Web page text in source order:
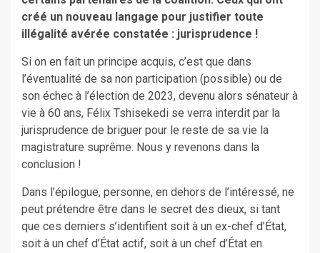
créé un nouveau langage pour justifier toute
illégalité avérée constatée : jurisprudence !
Si on en fait un principe acquis, c’est que dans
l’éventualité de sa non participation (possible) ou de
son échec à l’élection de 2023, devenu alors sénateur à
vie à 60 ans, Félix Tshisekedi se verra interdit par la
jurisprudence de briguer pour le reste de sa vie la
magistrature suprême. Nous y revenons dans la
conclusion !
Dans l’épilogue, personne, en dehors de l’intéressé, ne
peut prétendre être dans le secret des dieux, si tant
que ces derniers s’identifient soit à un ex-chef d’État,
soit à un chef d’État actif, soit à un chef d’État en